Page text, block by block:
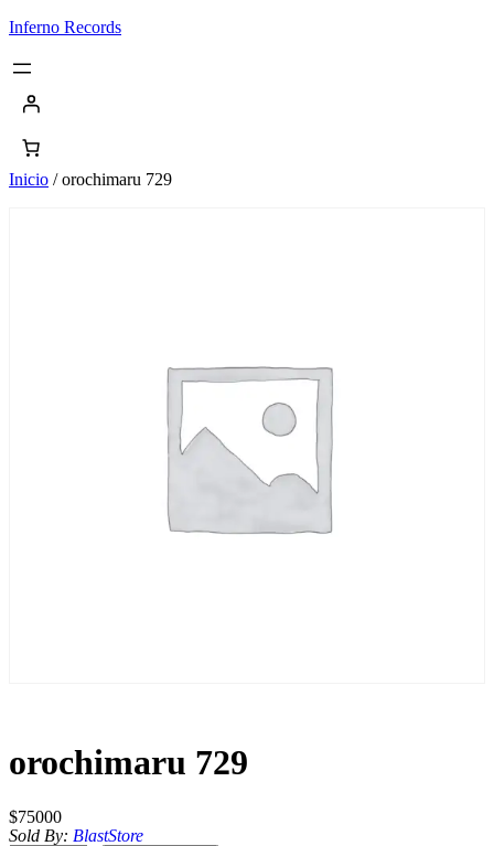
Saltar
contenido
Inferno Records
Inicio / orochimaru 729
orochimaru 729
$75000
Sold By: BlastStore